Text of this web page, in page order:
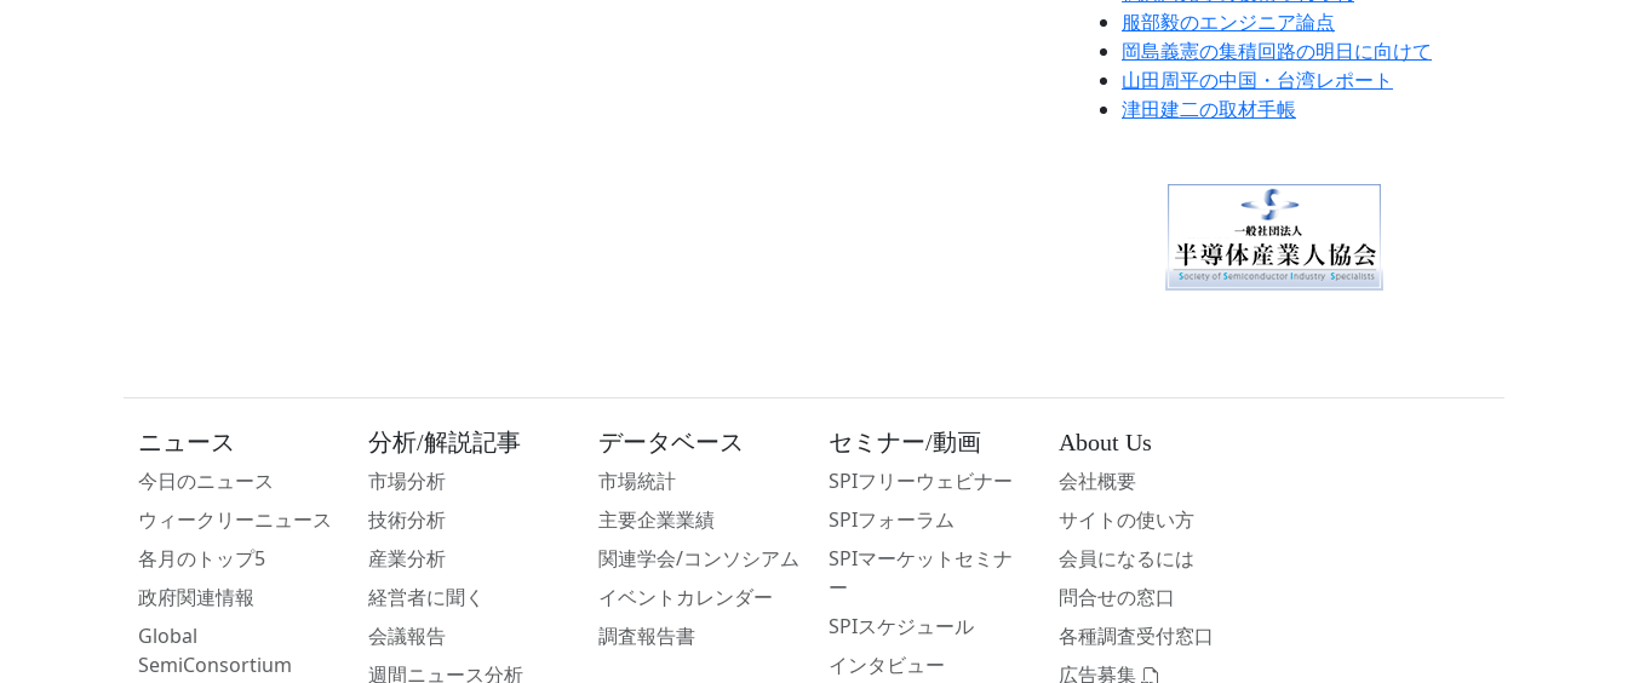
服部毅のエンジニア論点
岡島義憲の集積回路の明日に向けて
山田周平の中国・台湾レポート
津田建二の取材手帳
ニュース
今日のニュース
ウィークリーニュース
各月のトップ5
政府関連情報
Global
SemiConsortium
分析/解説記事
市場分析
技術分析
産業分析
経営者に聞く
会議報告
週間ニュース分析
データベース
市場統計
主要企業業績
関連学会/コンソシアム
イベントカレンダー
調査報告書
セミナー/動画
SPIフリーウェビナー
SPIフォーラム
SPIマーケットセミナ
ー
SPIスケジュール
インタビュー
About Us
会社概要
サイトの使い方
会員になるには
問合せの窓口
各種調査受付窓口
広告募集